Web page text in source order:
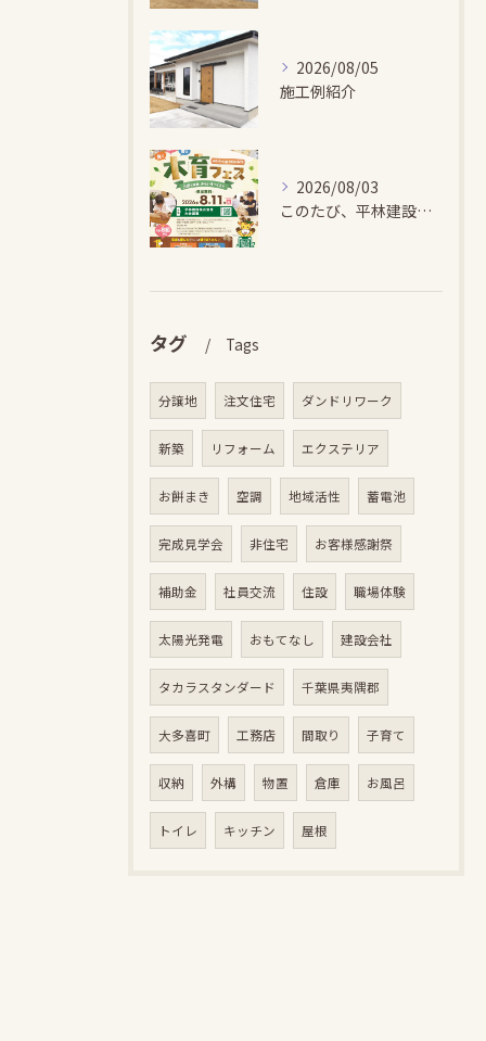
2026/08/05
施工例紹介
2026/08/03
このたび、平林建設では、お子さまが木とふれあい・木について学...
タグ Tags
分譲地 注文住宅 ダンドリワーク
新築 リフォーム エクステリア
お餅まき 空調 地域活性 蓄電池
完成見学会 非住宅 お客様感謝祭
補助金 社員交流 住設 職場体験
太陽光発電 おもてなし 建設会社
タカラスタンダード 千葉県夷隅郡
大多喜町 工務店 間取り 子育て
収納 外構 物置 倉庫 お風呂
トイレ キッチン 屋根